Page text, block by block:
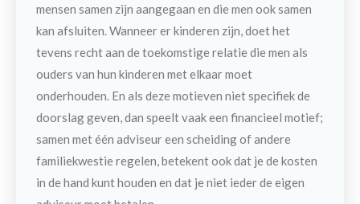
mensen samen zijn aangegaan en die men ook samen
kan afsluiten. Wanneer er kinderen zijn, doet het
tevens recht aan de toekomstige relatie die men als
ouders van hun kinderen met elkaar moet
onderhouden. En als deze motieven niet specifiek de
doorslag geven, dan speelt vaak een financieel motief;
samen met één adviseur een scheiding of andere
familiekwestie regelen, betekent ook dat je de kosten
in de hand kunt houden en dat je niet ieder de eigen
Contact Maak een afspraak